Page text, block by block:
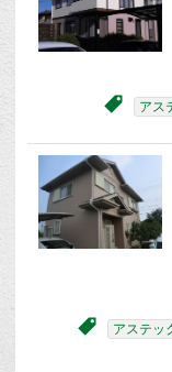
アス
アステッ